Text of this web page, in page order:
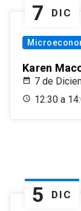
7 DIC
Karen
7 de
12:30 a
5 DIC